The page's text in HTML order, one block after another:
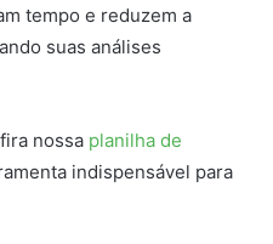
tempo e reduzem a
suas análises
nossa planilha de
indispensável para